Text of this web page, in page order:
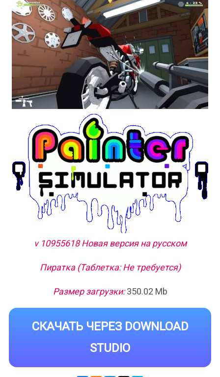
v 10955618 Новая версия на русском
Пиратка (Таблетка: Не требуется)
Размер загрузки:350.02 Mb
СКАЧАТЬ ЧЕРЕЗ DOWNLOAD
STUDIO